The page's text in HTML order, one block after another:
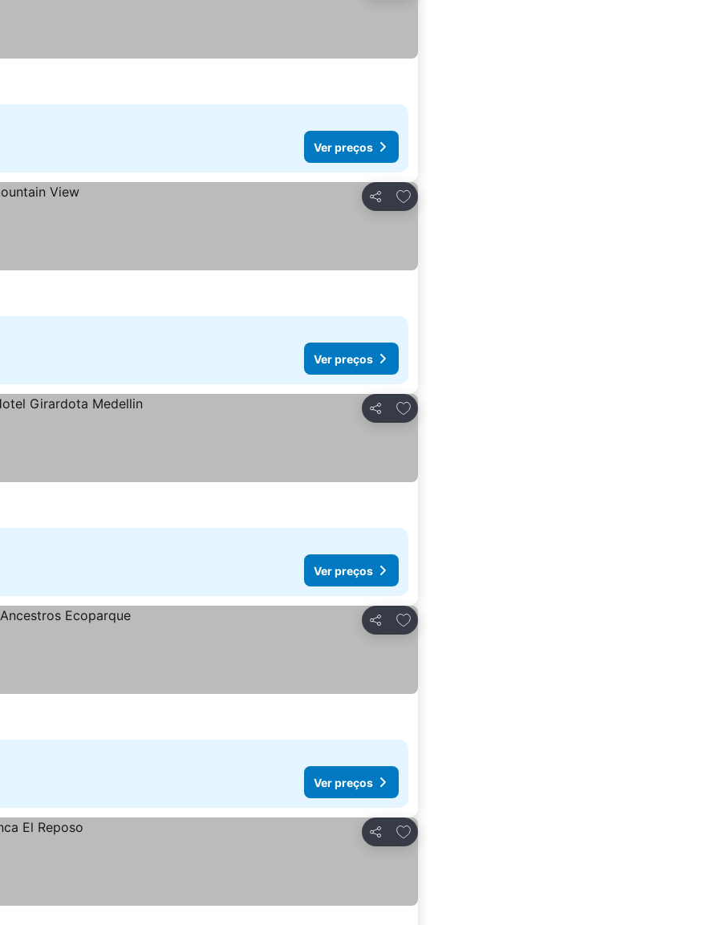
Ver preços
Partilhar
Adicionar aos favoritos
Ver preços
Partilhar
Adicionar aos favoritos
Ver preços
Partilhar
Adicionar aos favoritos
Ver preços
Partilhar
Adicionar aos favoritos